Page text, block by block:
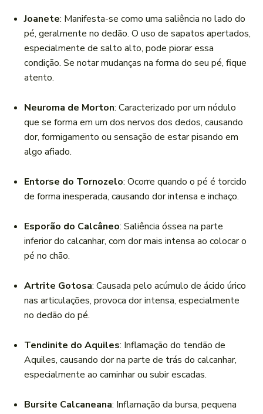
Joanete: Manifesta-se como uma saliência no lado do
pé, geralmente no dedão. O uso de sapatos apertados,
especialmente de salto alto, pode piorar essa
condição. Se notar mudanças na forma do seu pé, fique
atento.
Neuroma de Morton: Caracterizado por um nódulo
que se forma em um dos nervos dos dedos, causando
dor, formigamento ou sensação de estar pisando em
algo afiado.
Entorse do Tornozelo: Ocorre quando o pé é torcido
de forma inesperada, causando dor intensa e inchaço.
Esporão do Calcâneo: Saliência óssea na parte
inferior do calcanhar, com dor mais intensa ao colocar o
pé no chão.
Artrite Gotosa: Causada pelo acúmulo de ácido úrico
nas articulações, provoca dor intensa, especialmente
no dedão do pé.
Tendinite do Aquiles: Inflamação do tendão de
Aquiles, causando dor na parte de trás do calcanhar,
especialmente ao caminhar ou subir escadas.
Bursite Calcaneana: Inflamação da bursa, pequena